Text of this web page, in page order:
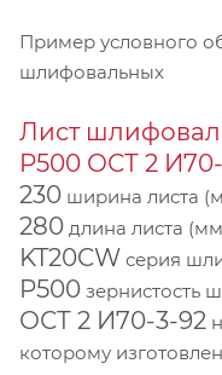
Пример условного
шлифовальных
Лист
P500 ОСТ 2
230 ширина листа
280 длина листа
KT20CW серия
P500 зернистость
ОСТ 2 И70-3-92
которому